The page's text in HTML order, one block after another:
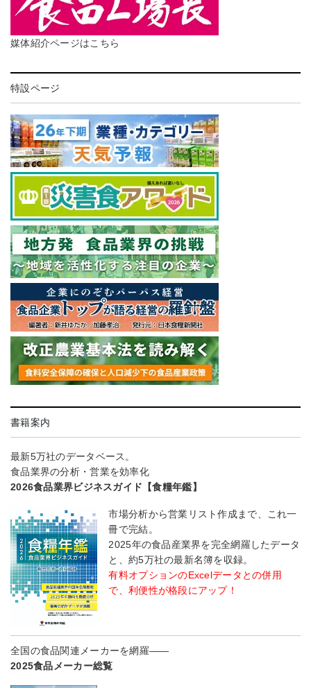
媒体紹介ページはこちら
特設ページ
書籍案内
最新5万社のデータベース。
食品業界の分析・営業を効率化
2026食品業界ビジネスガイド【食糧年鑑】
市場分析から営業リスト作成まで、これ一
冊で完結。
2025年の食品産業界を完全網羅したデータ
と、約5万社の最新名簿を収録。
有料オプションのExcelデータとの併用
で、利便性が格段にアップ！
全国の食品関連メーカーを網羅――
2025食品メーカー総覧